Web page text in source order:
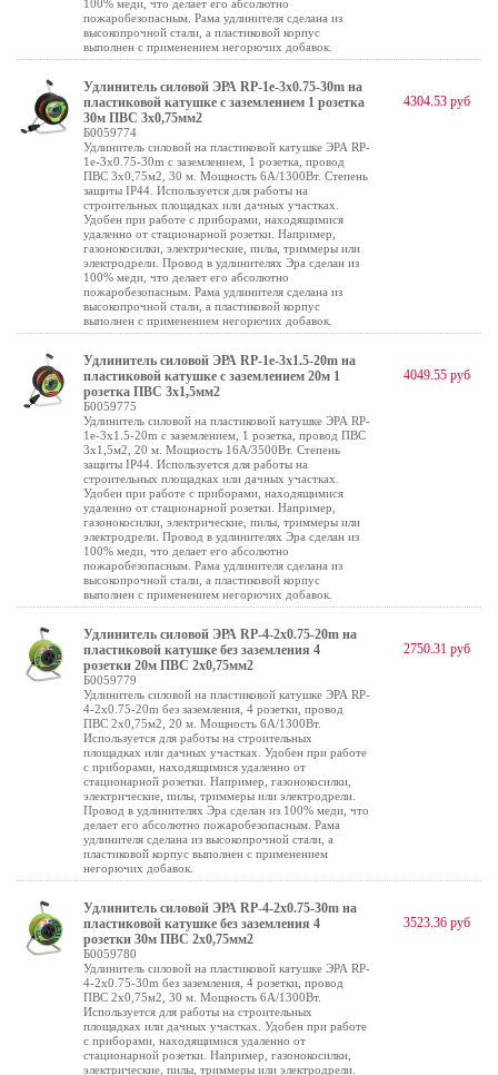
100% меди, что делает его абсолютно
пожаробезопасным. Рама удлинителя сделана из
высокопрочной стали, а пластиковой корпус
выполнен с применением негорючих добавок.
Удлинитель силовой ЭРА RP-1e-3х0.75-30m на
пластиковой катушке c заземлением 1 розетка
30м ПВС 3х0,75мм2
Б0059774
Удлинитель силовой на пластиковой катушке ЭРА RP-
1e-3х0.75-30m с заземлением, 1 розетка, провод
ПВС 3х0,75м2, 30 м. Мощность 6А/1300Вт. Степень
защиты IP44. Используется для работы на
строительных площадках или дачных участках.
Удобен при работе с приборами, находящимися
удаленно от стационарной розетки. Например,
газонокосилки, электрические, пилы, триммеры или
электродрели. Провод в удлинителях Эра сделан из
100% меди, что делает его абсолютно
пожаробезопасным. Рама удлинителя сделана из
высокопрочной стали, а пластиковой корпус
выполнен с применением негорючих добавок.
4304.53 руб
Удлинитель силовой ЭРА RP-1e-3x1.5-20m на
пластиковой катушке c заземлением 20м 1
розетка ПВС 3х1,5мм2
Б0059775
Удлинитель силовой на пластиковой катушке ЭРА RP-
1e-3x1.5-20m с заземлением, 1 розетка, провод ПВС
3х1,5м2, 20 м. Мощность 16А/3500Вт. Степень
защиты IP44. Используется для работы на
строительных площадках или дачных участках.
Удобен при работе с приборами, находящимися
удаленно от стационарной розетки. Например,
газонокосилки, электрические, пилы, триммеры или
электродрели. Провод в удлинителях Эра сделан из
100% меди, что делает его абсолютно
пожаробезопасным. Рама удлинителя сделана из
высокопрочной стали, а пластиковой корпус
выполнен с применением негорючих добавок.
4049.55 руб
Удлинитель силовой ЭРА RP-4-2x0.75-20m на
пластиковой катушке без заземления 4
розетки 20м ПВС 2х0,75мм2
Б0059779
Удлинитель силовой на пластиковой катушке ЭРА RP-
4-2x0.75-20m без заземления, 4 розетки, провод
ПВС 2х0,75м2, 20 м. Мощность 6А/1300Вт.
Используется для работы на строительных
площадках или дачных участках. Удобен при работе
с приборами, находящимися удаленно от
стационарной розетки. Например, газонокосилки,
электрические, пилы, триммеры или электродрели.
Провод в удлинителях Эра сделан из 100% меди, что
делает его абсолютно пожаробезопасным. Рама
удлинителя сделана из высокопрочной стали, а
пластиковой корпус выполнен с применением
негорючих добавок.
2750.31 руб
Удлинитель силовой ЭРА RP-4-2x0.75-30m на
пластиковой катушке без заземления 4
розетки 30м ПВС 2х0,75мм2
Б0059780
Удлинитель силовой на пластиковой катушке ЭРА RP-
4-2x0.75-30m без заземления, 4 розетки, провод
ПВС 2х0,75м2, 30 м. Мощность 6А/1300Вт.
Используется для работы на строительных
площадках или дачных участках. Удобен при работе
с приборами, находящимися удаленно от
стационарной розетки. Например, газонокосилки,
электрические, пилы, триммеры или электродрели.
3523.36 руб